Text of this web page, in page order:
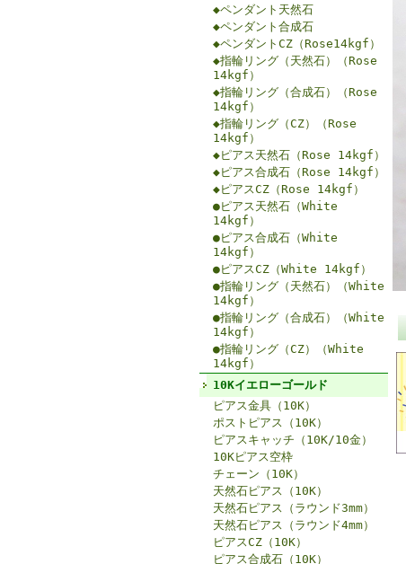
◆ペンダント天然石
◆ペンダント合成石
◆ペンダントCZ（Rose14kgf）
◆指輪リング（天然石）（Rose
14kgf）
◆指輪リング（合成石）（Rose
14kgf）
◆指輪リング（CZ）（Rose
14kgf）
◆ピアス天然石（Rose 14kgf）
◆ピアス合成石（Rose 14kgf）
◆ピアスCZ（Rose 14kgf）
●ピアス天然石（White
14kgf）
●ピアス合成石（White
14kgf）
●ピアスCZ（White 14kgf）
●指輪リング（天然石）（White
14kgf）
●指輪リング（合成石）（White
14kgf）
●指輪リング（CZ）（White
14kgf）
10Kイエローゴールド
ピアス金具（10K）
ポストピアス（10K）
ピアスキャッチ（10K/10金）
10Kピアス空枠
チェーン（10K）
天然石ピアス（10K）
天然石ピアス（ラウンド3mm）
天然石ピアス（ラウンド4mm）
ピアスCZ（10K）
ピアス合成石（10K）